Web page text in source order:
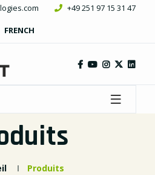
+49 251 97 15 31 47
FRENCH
Produits